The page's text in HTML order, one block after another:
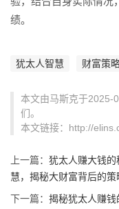
绩。
犹太人智慧 财富策
本文由马斯克于2025-
们。
本文链接：http://
上一篇： 犹太人赚大钱
慧，揭秘大财富背后的策
下一篇： 揭秘犹太人赚